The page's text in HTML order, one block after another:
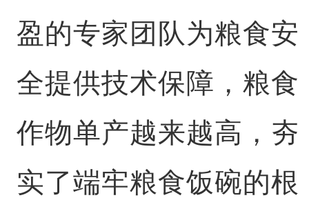
盈的专家团队为粮食安
全提供技术保障，粮食
作物单产越来越高，夯
实了端牢粮食饭碗的根